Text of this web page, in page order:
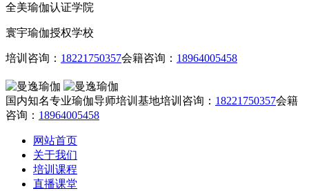
全美瑜伽认证学院
寰宇瑜伽授权学校
培训咨询： 18221750357会籍咨询： 18964005458
国内知名专业瑜伽导师培训基地培训咨询： 18221750357会籍
咨询： 18964005458
网站首页
关于我们
培训课程
直播课堂